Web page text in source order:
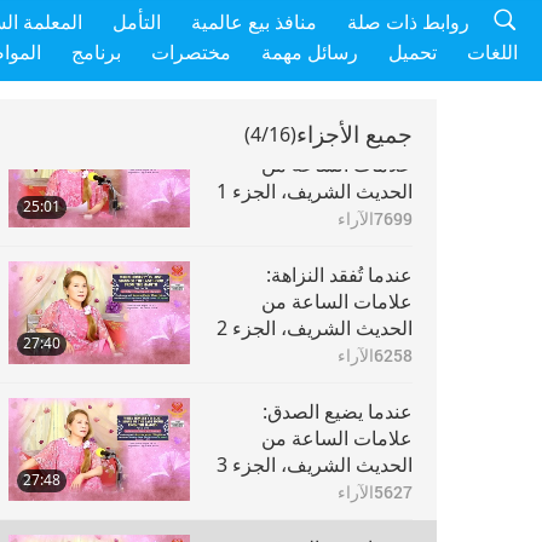
المعلمة التأمل منافذ بيع عالمية
روابط ذات صلة
برنامج مختصرات رسائل مهمة تحميل اللغات
جميع الأجزاء(4/16)
25:01
عندما تُفقد النزاهة:
علامات الساعة من
الحديث الشريف، الجزء 1
من16
7699الآراء
27:40
عندما تُفقد النزاهة:
علامات الساعة من
الحديث الشريف، الجزء 2
من16
6258الآراء
27:48
عندما يضيع الصدق:
علامات الساعة من
الحديث الشريف، الجزء 3
من 16
5627الآراء